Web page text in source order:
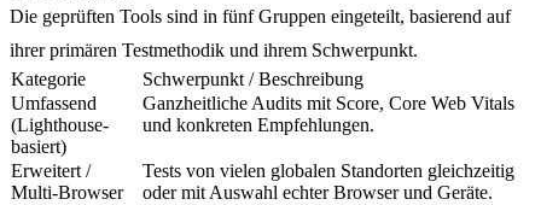
Die geprüften Tools sind in fünf Gruppen eingeteilt, basierend auf
ihrer primären Testmethodik und ihrem Schwerpunkt.
Kategorie
Schwerpunkt / Beschreibung
Umfassend
(Lighthouse-
basiert)
Ganzheitliche Audits mit Score, Core Web Vitals
und konkreten Empfehlungen.
Erweitert /
Multi-Browser
Tests von vielen globalen Standorten gleichzeitig
oder mit Auswahl echter Browser und Geräte.